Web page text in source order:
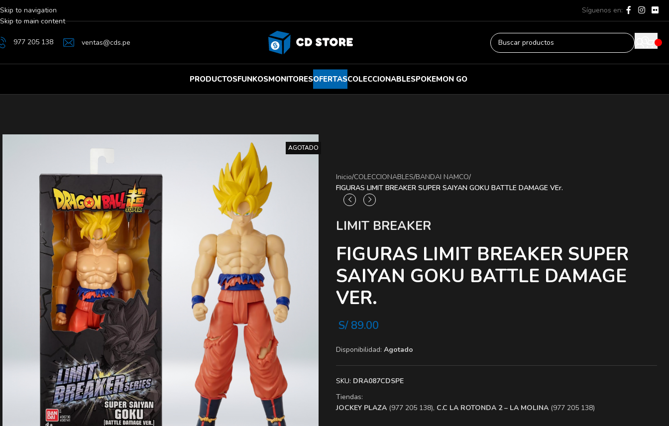
Skip to navigation
Skip to main content
Síguenos en:
977 205 138 ventas@cds.pe
PRODUCTOSFUNKOSMONITORESOFERTASCOLECCIONABLESPOKEMON GO
AGOTADO
Inicio/COLECCIONABLES/BANDAI NAMCO/
FIGURAS LIMIT BREAKER SUPER SAIYAN GOKU BATTLE DAMAGE VEr.
LIMIT BREAKER
FIGURAS LIMIT BREAKER SUPER
SAIYAN GOKU BATTLE DAMAGE
VER.
S/89.00
Disponibilidad: Agotado
SKU: DRA087CDSPE
Tiendas:
​JOCKEY PLAZA (977 205 138), ​C.C LA ROTONDA 2 – LA MOLINA (977 205 138)